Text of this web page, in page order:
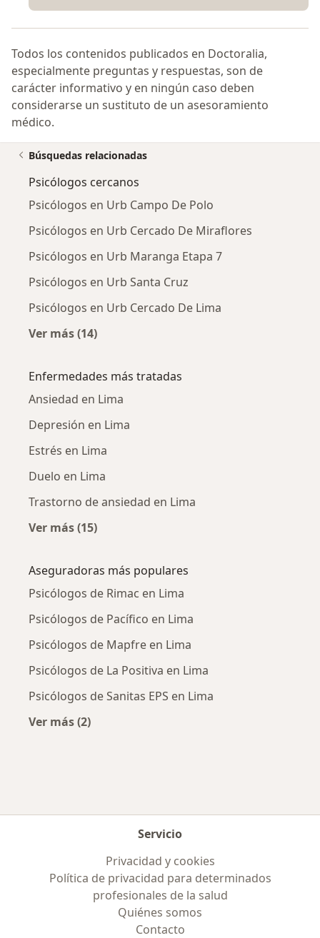
Todos los contenidos publicados en Doctoralia,
especialmente preguntas y respuestas, son de
carácter informativo y en ningún caso deben
considerarse un sustituto de un asesoramiento
médico.
Búsquedas relacionadas
Psicólogos cercanos
Psicólogos en Urb Campo De Polo
Psicólogos en Urb Cercado De Miraflores
Psicólogos en Urb Maranga Etapa 7
Psicólogos en Urb Santa Cruz
Psicólogos en Urb Cercado De Lima
Ver más (14)
Enfermedades más tratadas
Ansiedad en Lima
Depresión en Lima
Estrés en Lima
Duelo en Lima
Trastorno de ansiedad en Lima
Ver más (15)
Aseguradoras más populares
Psicólogos de Rimac en Lima
Psicólogos de Pacífico en Lima
Psicólogos de Mapfre en Lima
Psicólogos de La Positiva en Lima
Psicólogos de Sanitas EPS en Lima
Ver más (2)
Servicio
Privacidad y cookies
Política de privacidad para determinados
profesionales de la salud
Quiénes somos
Contacto